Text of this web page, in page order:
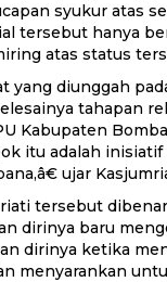
syukur atas
tersebut hanya
atas status
yang diunggah
tahapan
Kabupaten
itu adalah
ujar
tersebut
dirinya baru
dirinya ketika
menyarankan